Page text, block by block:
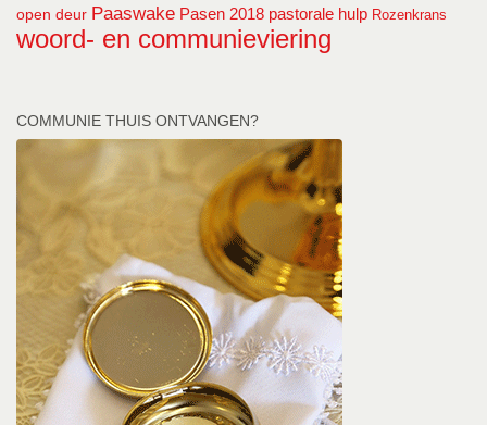
open deur Paaswake Pasen 2018 pastorale hulp Rozenkrans
woord- en communieviering
COMMUNIE THUIS ONTVANGEN?